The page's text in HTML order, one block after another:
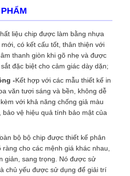
liệu chip được làm bằng nhựa
có kết cấu tốt, thân thiện với
thanh giòn khi gõ nhẹ và được
đặc biệt cho cảm giác dày dặn;
-Kết hợp với các mẫu thiết kế in
văn tươi sáng và bền, không dễ
với khả năng chống giả màu
bảo vệ hiệu quả tính bảo mật của
bộ bộ chip được thiết kế phân
ràng cho các mệnh giá khác nhau,
giản, sang trọng. Nó được sử
chủ yếu được sử dụng để giải trí